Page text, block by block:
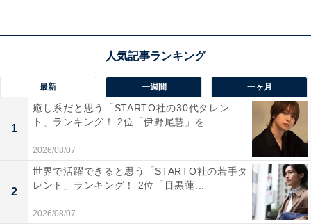
回答者からは、「シンプルで王道なラーメンが気楽で美
味しく、その他の中華料理も本格的で非常に美味しく
て、気軽に通う事ができるお店だから（30代男性／愛媛
県）」「ラーメンだけでなく、餃子、唐揚げなどほとん
どが自分好みの味だから（40代男性／静岡県）」「どの
店舗で食べても美味しいし、その店舗しかないオリジナ
ルのセットメニューがあるのも良いです（50代男性／愛
知県）」などのコメントが寄せられました。
また、「近くにあるし、安くていつでもおいしいからで
最新 一週間 一ヶ月
1
癒し系だと思う「STARTO社の30代タレン
ト」ランキング！ 2位「伊野尾慧」を...
2026/08/07
2
世界で活躍できると思う「STARTO社の若手タ
レント」ランキング！ 2位「目黒蓮...
2026/08/07